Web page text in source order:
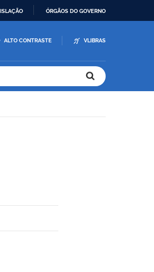
ÓRGÃOS DO GOVERNO
ALTO CONTRASTE VLIBRAS